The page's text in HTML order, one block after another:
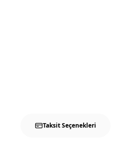
Taksit Seçenekleri